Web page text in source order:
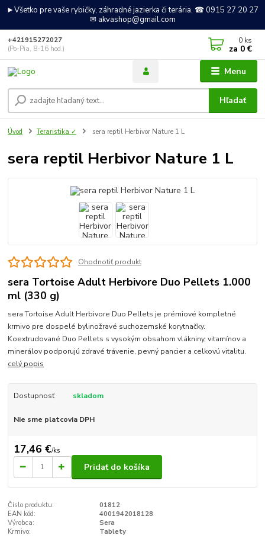
►Všetko pre vaše rybičky, záhradné jazierka či terária. ☎ 0915 27 20 27
✉ akvashop@gmail.com
Menu
Hľadať
+421915272027
(Po-Pia, 8-16 hod.)
0 ks
za 0 €
Úvod Teraristika ✓ sera reptil Herbivor Nature 1 L
sera reptil Herbivor Nature 1 L
Ohodnotiť produkt
sera Tortoise Adult Herbivore Duo Pellets 1.000
ml (330 g)
sera Tortoise Adult Herbivore Duo Pellets je prémiové kompletné
krmivo pre dospelé bylinožravé suchozemské korytnačky.
Koextrudované Duo Pellets s vysokým obsahom vlákniny, vitamínov a
minerálov podporujú zdravé trávenie, pevný pancier a celkovú vitalitu.
celý popis
Dostupnosť skladom
Nie sme platcovia DPH
17,46 €/ks
Pridať do košíka
Číslo produktu:
01812
EAN kód:
4001942018128
Výrobca:
Sera
Krmivo:
Tablety